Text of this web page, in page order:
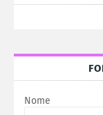
Nome